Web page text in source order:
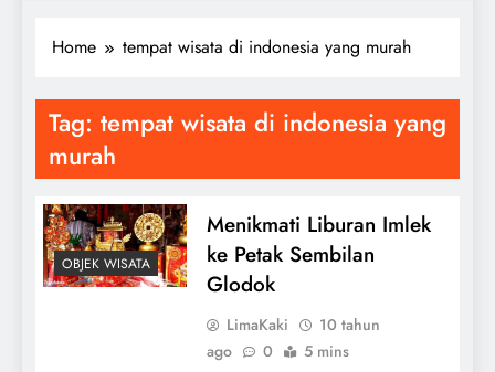
Home tempat wisata di indonesia yang murah
Tag: tempat wisata di indonesia yang
murah
OBJEK WISATA
Menikmati Liburan Imlek
ke Petak Sembilan
Glodok
LimaKaki
10 tahun
ago
0 5 mins